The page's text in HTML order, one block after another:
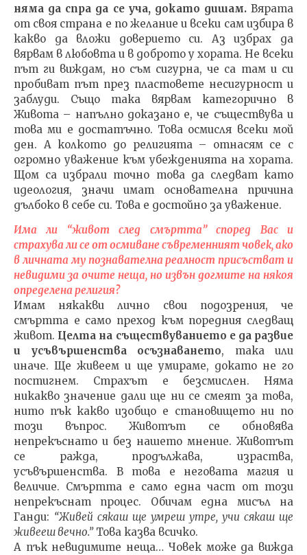
няма да спра да се уча, докато дишам.Вярата
от своя страна е по желание и всеки сам избира в
какво да вложи доверието си. Аз избрах да
вярвам в любовта и в доброто у хората. Не всеки
път ги виждам, но съм сигурна, че са там и си
пробиват път през пластовете несигурност и
заблуди. Също така вярвам категорично в
Живота – напълно доказано е, че съществува и
това ми е достатъчно. Това осмисля всеки мой
ден. А колкото до религията – отнасям се с
огромно уважение към убежденията на хората.
Щом са избрали точно това да следват като
идеология, значи имат основателна причина
дълбоко в себе си. Това е достойно за уважение.
Има ли “живот след смъртта” според Вас и
страхува ли се от осмиване съвременният човек, ако
в личната му познавателна реалност присъстват и
невидими за очите неща, но извън догмите на някоя
определена религия?
Имам някакви лично свои подозрения, че
смъртта е само преход към поредния следващ
живот. Целта на съществуванието е да развие
и усъвършенства осъзнаването, така или
иначе. Ще живеем и ще умираме, докато не го
постигнем. Страхът е безсмислен. Няма
никакво значение дали ще ни се смеят за това,
нито пък какво изобщо е становището ни по
този въпрос. Животът се обновява
непрекъснато и без нашето мнение. Животът
се ражда, продължава, израства,
усъвършенства. В това е неговата магия и
величие. Смъртта е само една част от този
непрекъснат процес. Обичам една мисъл на
Ганди: “Живей сякаш ще умреш утре, учи сякаш ще
живееш вечно.”Това казва всичко.
А пък невидимите неща… Човек може да вижда